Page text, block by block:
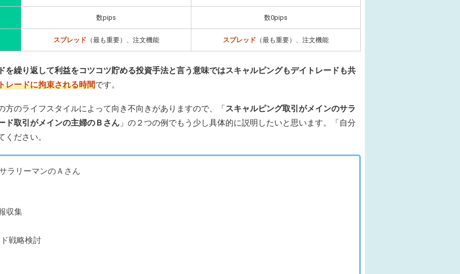
数pips 数0pips
スプレッド （最も重要）、注文機能 スプレッド （最も重要）、注文機能
を繰り返して利益をコツコツ貯める投資手法と言う意味ではスキャルピングもデイトレードも共
レードに拘束される時間です。
方のライフスタイルによって向き不向きがありますので、「 スキャルピング取引がメインのサラ
ド取引がメインの主婦のＢさん 」の２つの例でもう少し具体的に説明したいと思います。「自分
ださい。
ラリーマンのＡさん
収集
戦略検討